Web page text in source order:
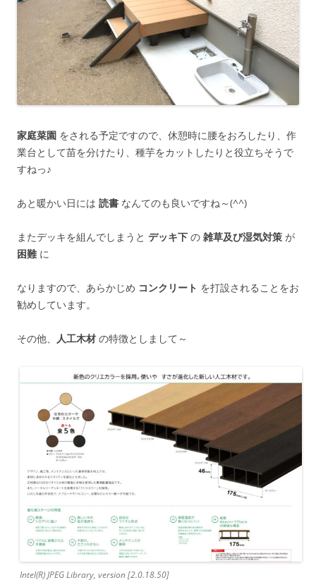
家庭菜園 をされる予定ですので、休憩時に腰をおろしたり、作
業台として苗を分けたり、種芋をカットしたりと役立ちそうで
すねっ♪
あと暖かい日には 読書 なんてのも良いですね～(^^)
またデッキを組んでしまうと デッキ下 の 雑草及び湿気対策 が
困難に
なりますので、あらかじめ コンクリート を打設されることをお
勧めしています。
その他、 人工木材 の特徴としまして～
Intel(R) JPEG Library, version [2.0.18.50]